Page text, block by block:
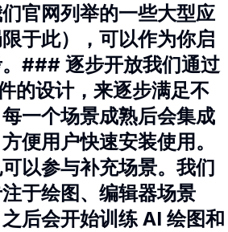
官网列举的一些大型应
于此），可以作为你启
### 逐步开放我们通过
的设计，来逐步满足不
一个场景成熟后会集成
便用户快速安装使用。
以参与补充场景。我们
于绘图、编辑器场景
之后会开始训练 AI 绘图和